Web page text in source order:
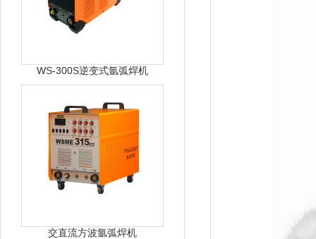
WS-300S逆变式氩弧焊机
交直流方波氩弧焊机